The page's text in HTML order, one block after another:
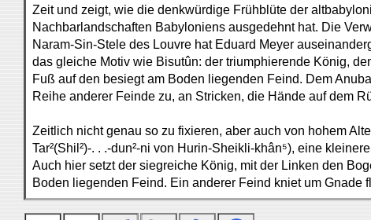
Zeit und zeigt, wie die denkwürdige Frühblüte der
Nachbarlandschaften Babyloniens ausgedehnt hat. Die
Naram-Sin-Stele des Louvre hat Eduard Meyer
das gleiche Motiv wie Bisutûn: der triumphierende König,
Fuß auf den besiegt am Boden liegenden Feind. Dem
Reihe anderer Feinde zu, an Stricken, die Hände auf dem
Zeitlich nicht genau so zu fixieren, aber auch von hohem
Tar²(Shil²)-. . .-dun²-ni von Hurin-Sheikli-khân⁵), eine
Auch hier setzt der siegreiche König, mit der Linken den
Boden liegenden Feind. Ein anderer Feind kniet um Gnade